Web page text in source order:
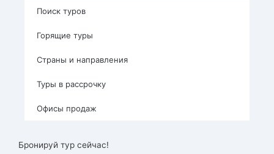
Поиск туров
Горящие туры
Страны и направления
Туры в рассрочку
Офисы продаж
Бронируй тур сейчас!